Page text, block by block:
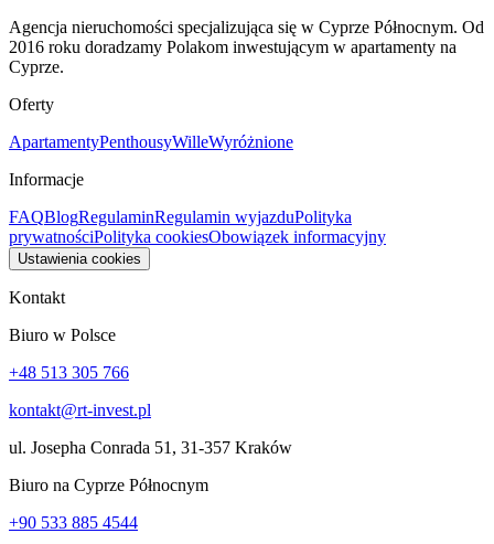
Agencja nieruchomości specjalizująca się w Cyprze Północnym. Od
2016 roku doradzamy Polakom inwestującym w apartamenty na
Cyprze.
Oferty
ApartamentyPenthousyWilleWyróżnione
Informacje
FAQBlogRegulaminRegulamin wyjazduPolityka
prywatnościPolityka cookiesObowiązek informacyjny
Ustawienia cookies
Kontakt
Biuro w Polsce
+48 513 305 766
kontakt@rt-invest.pl
ul. Josepha Conrada 51, 31-357 Kraków
Biuro na Cyprze Północnym
+90 533 885 4544